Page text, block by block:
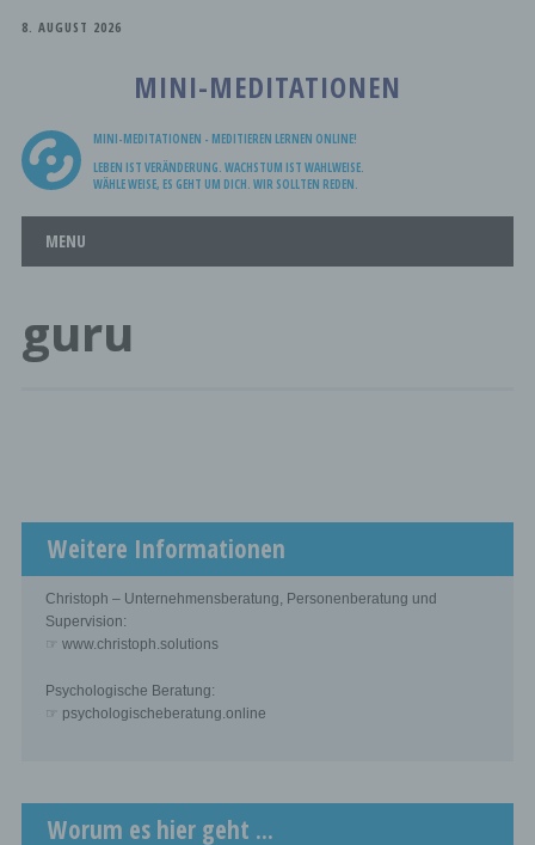
8. AUGUST 2026
MINI-MEDITATIONEN
MINI-MEDITATIONEN - MEDITIEREN LERNEN ONLINE!
LEBEN IST VERÄNDERUNG. WACHSTUM IST WAHLWEISE.
WÄHLE WEISE, ES GEHT UM DICH. WIR SOLLTEN REDEN.
Main menu
MENU
guru
Weitere Informationen
Christoph – Unternehmensberatung, Personenberatung und
Supervision:
☞ www.christoph.solutions
Psychologische Beratung:
☞ psychologischeberatung.online
Worum es hier geht ...